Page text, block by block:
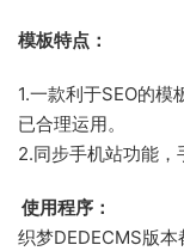
模板特点：
1.一款利于SEO的
已合理运用。
2.同步手机站功能，
使用程序：
织梦DEDECMS版本